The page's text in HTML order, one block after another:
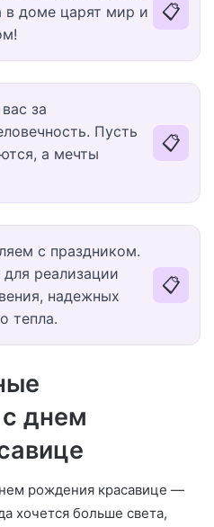
в доме царят мир и
📋
за
Пусть
а мечты
📋
с праздником.
реализации
надежных
тепла.
📋
днем
рождения красавице —
хочется больше света,